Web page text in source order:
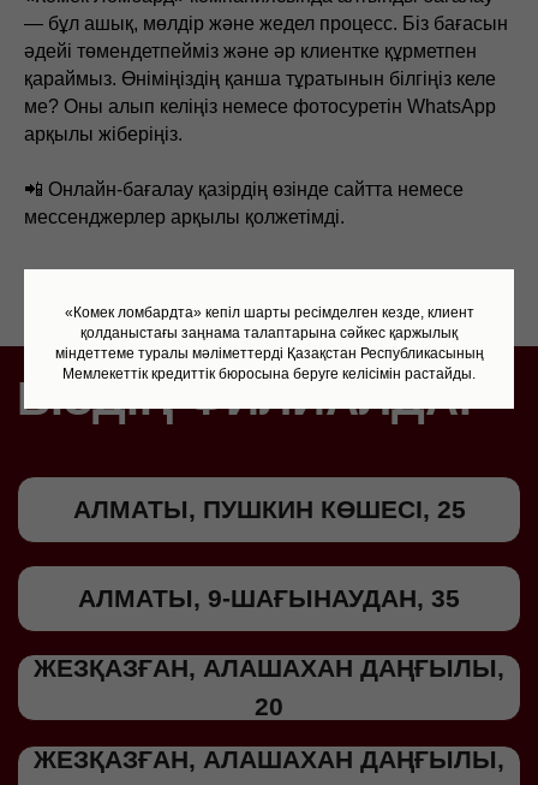
«Комек ломбардта» кепіл шарты ресімделген кезде, клиент
қолданыстағы заңнама талаптарына сәйкес қаржылық
міндеттеме туралы мәліметтерді Қазақстан Республикасының
Мемлекеттік кредиттік бюросына беруге келісімін растайды.
— бұл ашық, мөлдір және жедел процесс. Біз бағасын
әдейі төмендетпейміз және әр клиентке құрметпен
қараймыз. Өніміңіздің қанша тұратынын білгіңіз келе
ме? Оны алып келіңіз немесе фотосуретін WhatsApp
арқылы жіберіңіз.
📲 Онлайн-бағалау қазірдің өзінде сайтта немесе
мессенджерлер арқылы қолжетімді.